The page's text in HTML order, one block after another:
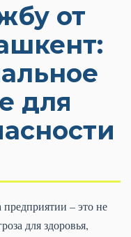
от
для
– это не
для здоровья,